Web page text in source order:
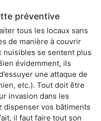
préventive
tous les locaux sans
de manière à couvrir
nuisibles se sentent plus
évidemment, ils
une attaque de
etc.). Tout doit être
invasion dans les
dispenser vos bâtiments
il faut faire tout son